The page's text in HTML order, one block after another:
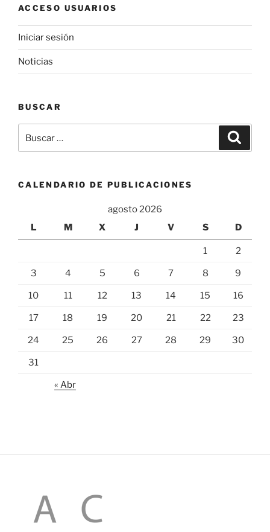
ACCESO USUARIOS
Iniciar sesión
Noticias
BUSCAR
por:
CALENDARIO DE PUBLICACIONES
agosto 2026
L
M X J V S D
1 2
3 4 5 6 7 8 9
10 11 12 13 14 15 16
17 18 19 20 21 22 23
24 25 26 27 28 29 30
31
« Abr